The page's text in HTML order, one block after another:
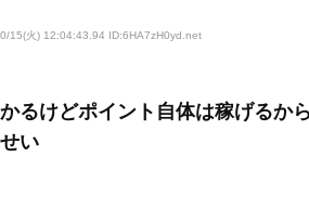
15(火) 12:04:43.94 ID:6HA7zH0yd .net
るけどポイント自体は稼げるか
い